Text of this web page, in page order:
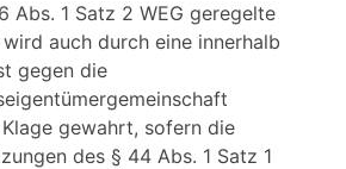
Abs. 1 Satz 2 WEG geregelte
auch durch eine innerhalb
gegen die
gewahrt, sofern die
des § 44 Abs. 1 Satz 1